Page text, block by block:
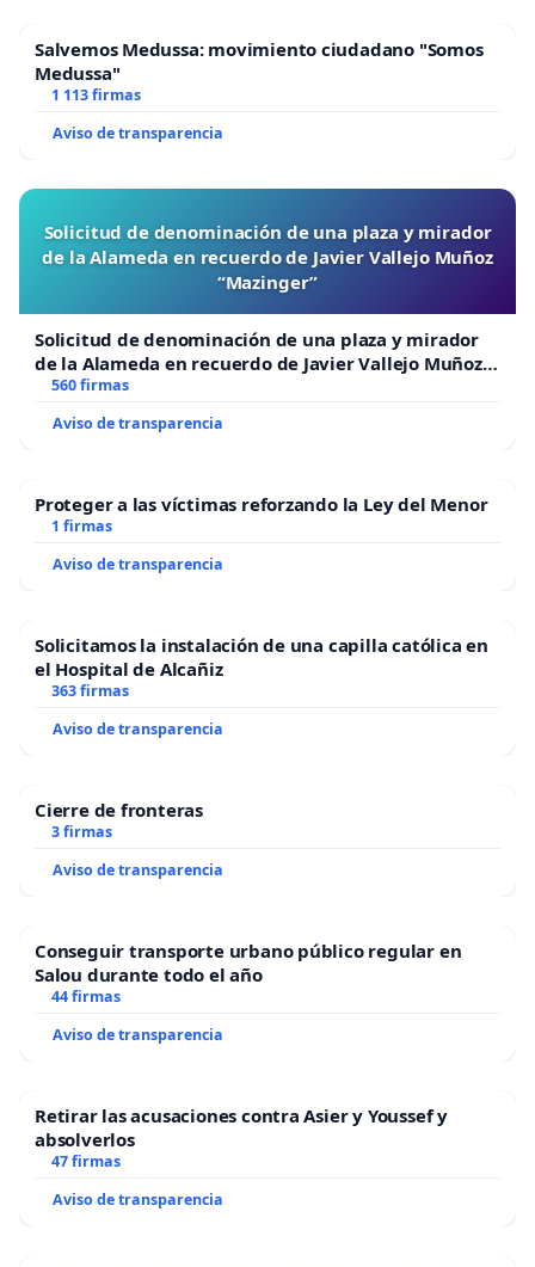
Salvemos Medussa: movimiento ciudadano "Somos
Medussa"
1 113 firmas
Aviso de transparencia
Solicitud de denominación de una plaza y mirador
de la Alameda en recuerdo de Javier Vallejo Muñoz
“Mazinger”
Solicitud de denominación de una plaza y mirador
de la Alameda en recuerdo de Javier Vallejo Muñoz
“Mazinger”
560 firmas
Aviso de transparencia
Proteger a las víctimas reforzando la Ley del Menor
1 firmas
Aviso de transparencia
Solicitamos la instalación de una capilla católica en
el Hospital de Alcañiz
363 firmas
Aviso de transparencia
Cierre de fronteras
3 firmas
Aviso de transparencia
Conseguir transporte urbano público regular en
Salou durante todo el año
44 firmas
Aviso de transparencia
Retirar las acusaciones contra Asier y Youssef y
absolverlos
47 firmas
Aviso de transparencia